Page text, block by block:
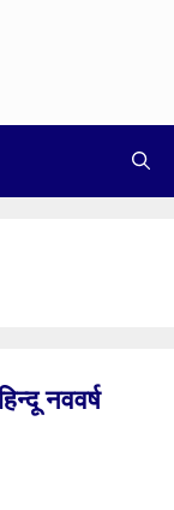
नववर्ष